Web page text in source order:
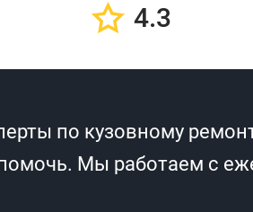
4.3
по кузовному
Мы работаем с